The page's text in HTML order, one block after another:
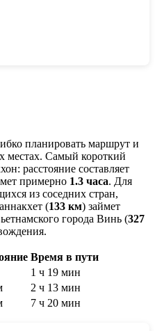
планировать маршрут и
местах. Самый короткий
: расстояние составляет
примерно 1.3 часа. Для
из соседних стран,
(133 км) займет
города Винь (327
Время в пути
1 ч 19 мин
2 ч 13 мин
7 ч 20 мин